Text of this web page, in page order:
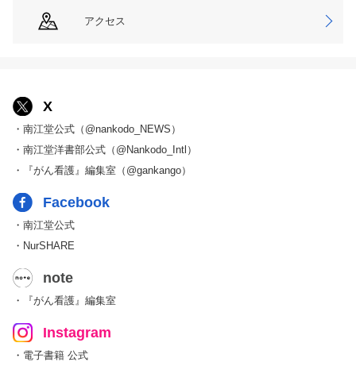
アクセス
X
・南江堂公式（@nankodo_NEWS）
・南江堂洋書部公式（@Nankodo_Intl）
・『がん看護』編集室（@gankango）
Facebook
・南江堂公式
・NurSHARE
note
・『がん看護』編集室
Instagram
・電子書籍 公式